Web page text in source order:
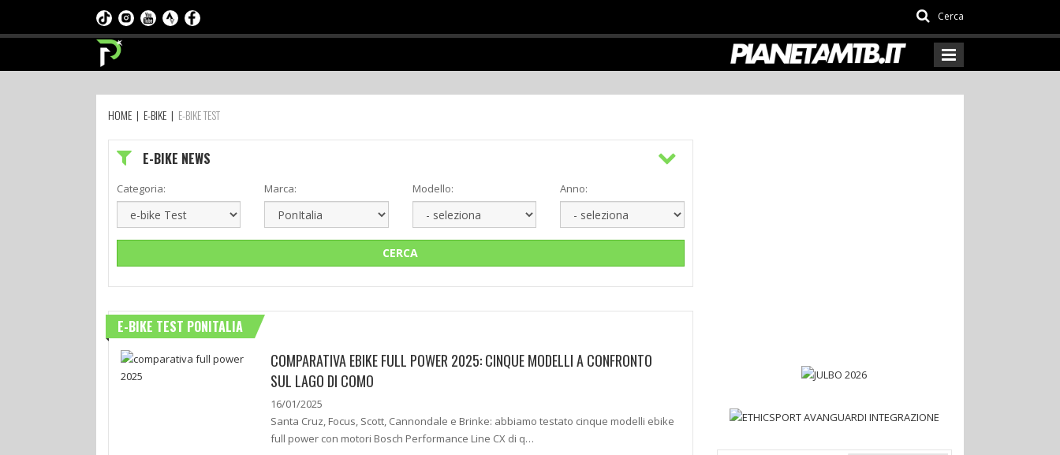
Cerca
HOME | E-BIKE | E-BIKE TEST
E-BIKE NEWS
Categoria: Marca: Modello: Anno:
CERCA
E-BIKE TEST PONITALIA
COMPARATIVA EBIKE FULL POWER 2025: CINQUE MODELLI A CONFRONTO
SUL LAGO DI COMO
16/01/2025
Santa Cruz, Focus, Scott, Cannondale e Brinke: abbiamo testato cinque modelli ebike
full power con motori Bosch Performance Line CX di q…